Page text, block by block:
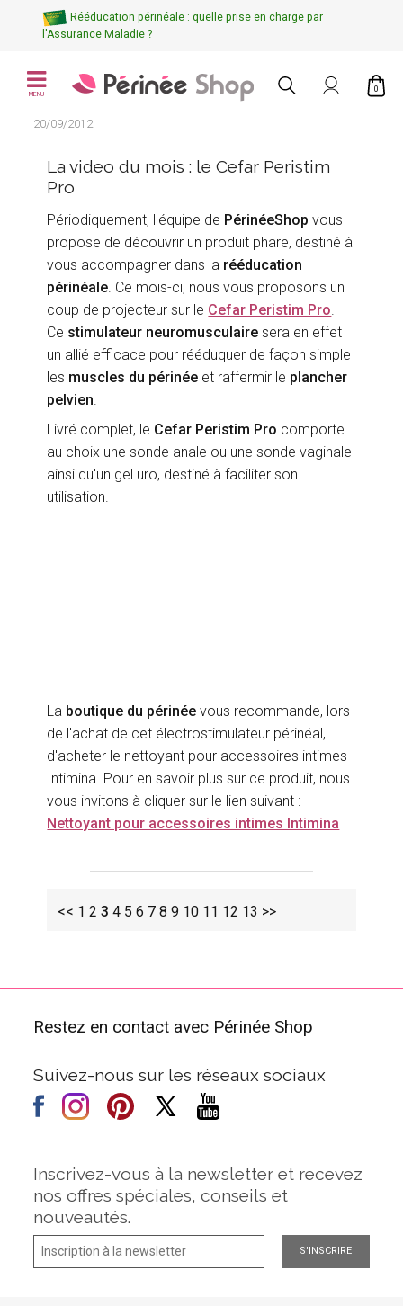
Rééducation périnéale : quelle prise en charge par
l'Assurance Maladie ?
MENU
0
20/09/2012
La video du mois : le Cefar Peristim
Pro
Périodiquement, l'équipe de PérinéeShop vous
propose de découvrir un produit phare, destiné à
vous accompagner dans la rééducation
périnéale . Ce mois-ci, nous vous proposons un
coup de projecteur sur le Cefar Peristim Pro
Ce stimulateur neuromusculaire sera en effet
un allié efficace pour rééduquer de façon simple
les muscles du périnée et raffermir le plancher
pelvien
Livré complet, le Cefar Peristim Pro comporte
au choix une sonde anale ou une sonde vaginale
ainsi qu'un gel uro, destiné à faciliter son
utilisation.
La boutique du périnée vous recommande, lors
de l'achat de cet électrostimulateur périnéal,
d'acheter le nettoyant pour accessoires intimes
Intimina. Pour en savoir plus sur ce produit, nous
vous invitons à cliquer sur le lien suivant :
Nettoyant pour accessoires intimes Intimina
<< 1 2 3 4 5 6 7 8 9 10 11 12 13 >>
Restez en contact avec Périnée Shop
Suivez-nous sur les réseaux sociaux
Inscrivez-vous à la newsletter et recevez
nos offres spéciales, conseils et
nouveautés.
S'INSCRIRE